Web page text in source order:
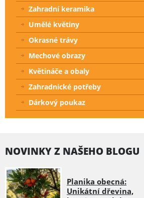
Zahradní keramika
Umělé květiny
Okrasné trávy
Mechové obrazy
Květináče a obaly
Zahradnické potřeby
Dárkový poukaz
NOVINKY Z NAŠEHO BLOGU
Planika obecná:
Unikátní dřevina,